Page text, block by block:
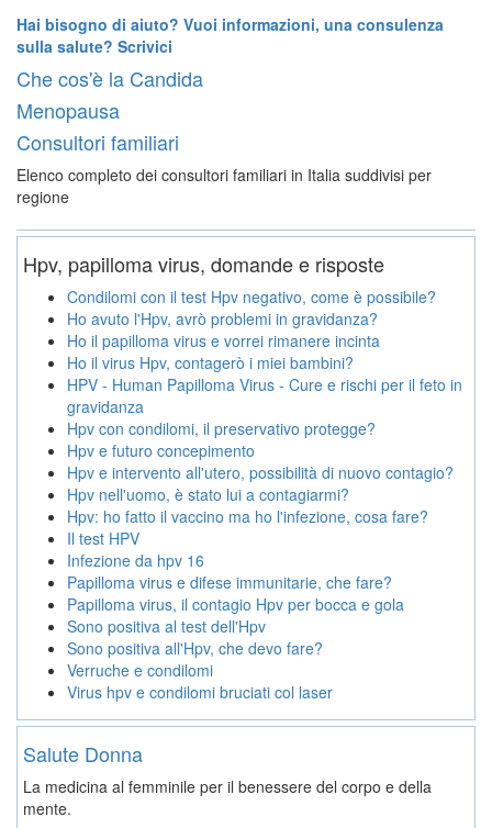
Hai bisogno di aiuto? Vuoi informazioni, una consulenza
sulla salute? Scrivici
Che cos'è la Candida
Menopausa
Consultori familiari
Elenco completo dei consultori familiari in Italia suddivisi per
regione
Hpv, papilloma virus, domande e risposte
Condilomi con il test Hpv negativo, come è possibile?
Ho avuto l'Hpv, avrò problemi in gravidanza?
Ho il papilloma virus e vorrei rimanere incinta
Ho il virus Hpv, contagerò i miei bambini?
HPV - Human Papilloma Virus - Cure e rischi per il feto in
gravidanza
Hpv con condilomi, il preservativo protegge?
Hpv e futuro concepimento
Hpv e intervento all'utero, possibilità di nuovo contagio?
Hpv nell'uomo, è stato lui a contagiarmi?
Hpv: ho fatto il vaccino ma ho l'infezione, cosa fare?
Il test HPV
Infezione da hpv 16
Papilloma virus e difese immunitarie, che fare?
Papilloma virus, il contagio Hpv per bocca e gola
Sono positiva al test dell'Hpv
Sono positiva all'Hpv, che devo fare?
Verruche e condilomi
Virus hpv e condilomi bruciati col laser
Salute Donna
La medicina al femminile per il benessere del corpo e della
mente.